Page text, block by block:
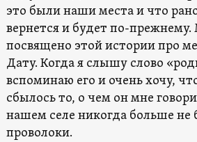
это были наши места и что
вернется и будет по-
посвящено этой истории про
Дату. Когда я слышу слово
вспоминаю его и очень хочу,
сбылось то, о чем он мне
нашем селе никогда больше
проволоки.